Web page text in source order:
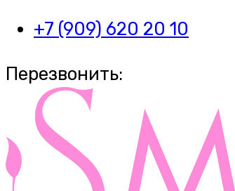
+7 (909) 620 20 10
Перезвонить: